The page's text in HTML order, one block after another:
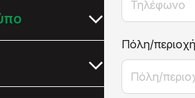
Πόλη/περιοχή